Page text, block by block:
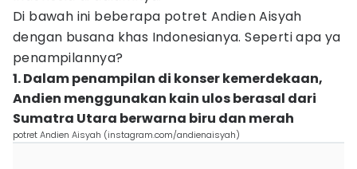
Di bawah ini beberapa potret Andien Aisyah
dengan busana khas Indonesianya. Seperti apa ya
penampilannya?
1. Dalam penampilan di konser kemerdekaan,
Andien menggunakan kain ulos berasal dari
Sumatra Utara berwarna biru dan merah
potret Andien Aisyah (instagram.com/andienaisyah)